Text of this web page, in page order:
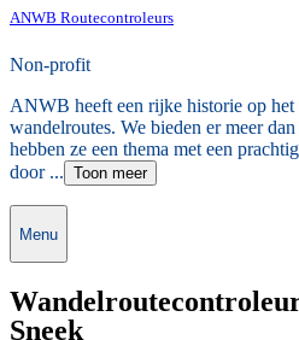
ANWB Routecontroleurs
Non-profit
ANWB heeft een rijke historie op het
wandelroutes. We bieden er meer
hebben ze een thema met een
door ... Toon meer
Menu
Sneek